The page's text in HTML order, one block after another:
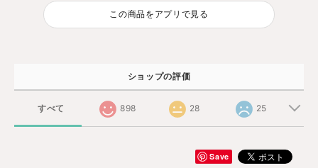
この商品をアプリで見る
ショップの評価
すべて 898 28 25
Save